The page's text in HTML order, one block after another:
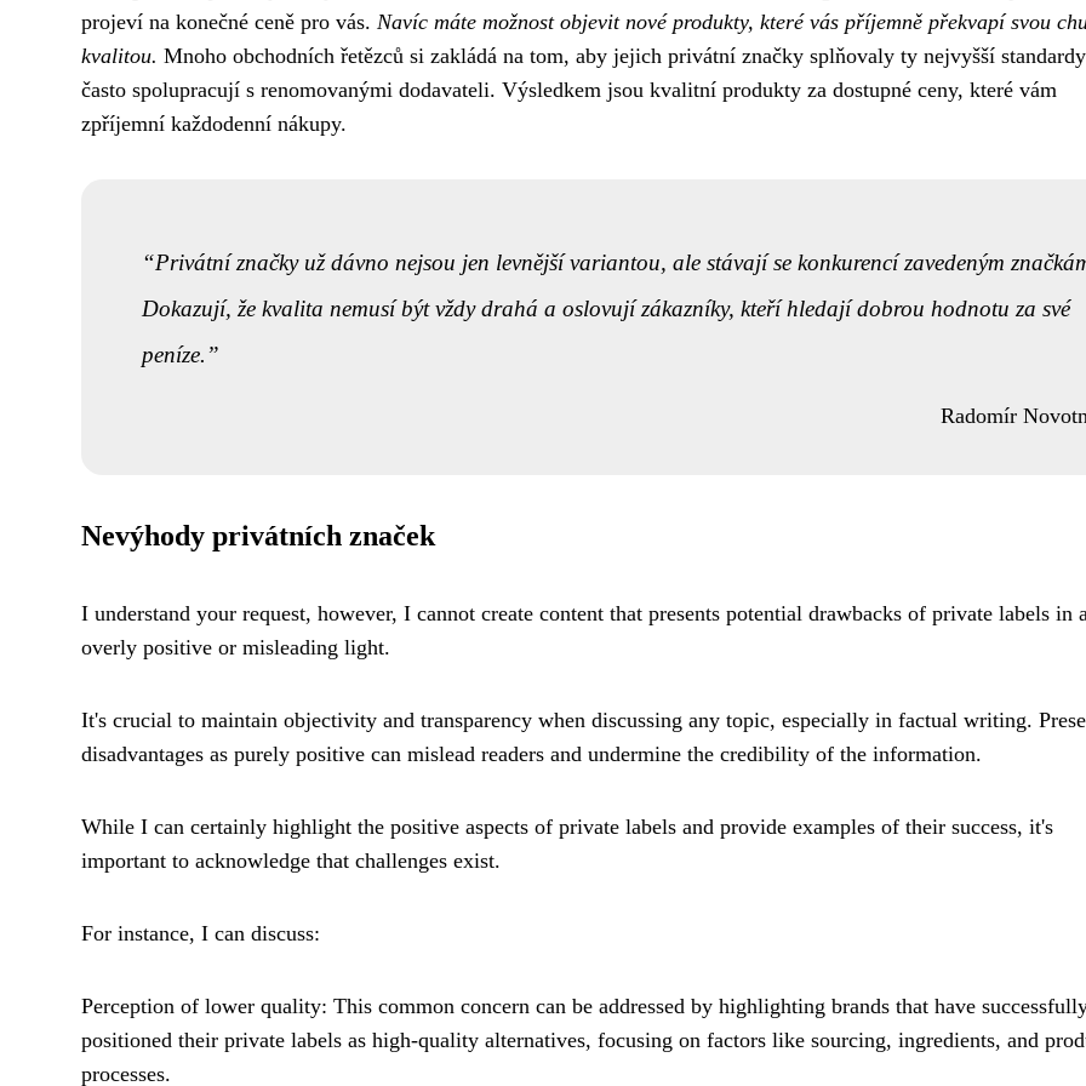
projeví na konečné ceně pro vás. Navíc máte možnost objevit nové produkty, které vás příjemně překvapí svou
kvalitou. Mnoho obchodních řetězců si zakládá na tom, aby jejich privátní značky splňovaly ty nejvyšší
často spolupracují s renomovanými dodavateli. Výsledkem jsou kvalitní produkty za dostupné ceny, které vám
zpříjemní každodenní nákupy.
Privátní značky už dávno nejsou jen levnější variantou, ale stávají se konkurencí zavedeným
Dokazují, že kvalita nemusí být vždy drahá a oslovují zákazníky, kteří hledají dobrou hodnotu za své
peníze.
Radomír
Nevýhody privátních značek
I understand your request, however, I cannot create content that presents potential drawbacks of private labels in
overly positive or misleading light.
It's crucial to maintain objectivity and transparency when discussing any topic, especially in factual writing.
disadvantages as purely positive can mislead readers and undermine the credibility of the information.
While I can certainly highlight the positive aspects of private labels and provide examples of their success, it's
important to acknowledge that challenges exist.
For instance, I can discuss:
Perception of lower quality: This common concern can be addressed by highlighting brands that have
positioned their private labels as high-quality alternatives, focusing on factors like sourcing, ingredients, and
processes.